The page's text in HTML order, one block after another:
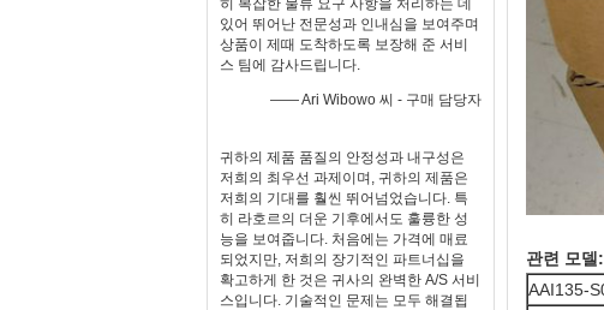
히 복잡한 물류 요구 사항을 처리하는 데
있어 뛰어난 전문성과 인내심을 보여주며
상품이 제때 도착하도록 보장해 준 서비
스 팀에 감사드립니다.
—— Ari Wibowo 씨 - 구매 담당자
귀하의 제품 품질의 안정성과 내구성은
저희의 최우선 과제이며, 귀하의 제품은
저희의 기대를 훨씬 뛰어넘었습니다. 특
히 라호르의 더운 기후에서도 훌륭한 성
능을 보여줍니다. 처음에는 가격에 매료
되었지만, 저희의 장기적인 파트너십을
확고하게 한 것은 귀사의 완벽한 A/S 서비
스입니다. 기술적인 문제는 모두 해결됩
관련 모델:
AAI135-